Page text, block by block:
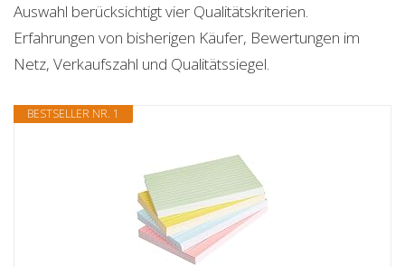
Auswahl berücksichtigt vier Qualitätskriterien.
Erfahrungen von bisherigen Käufer, Bewertungen im
Netz, Verkaufszahl und Qualitätssiegel.
BESTSELLER NR. 1